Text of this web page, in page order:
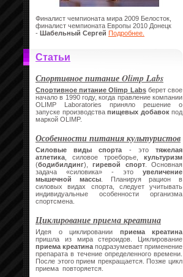
Финалист чемпионата мира 2009 Белосток,
финалист чемпионата Европы 2010 Донецк
- Шабельный Сергей Подробнее.
Статьи
Спортивное питание Olimp Labs
Спортивное питание Olimp Labsберет свое
начало в 1990 году, когда правление компании
OLIMP Laboratories приняло решение о
запуске производства пищевых добавокпод
маркой OLIMP.
Особенности питания культуристов
Силовые виды спорта - этотяжелая
атлетика , силовое троеборье, культуризм
(бодибилдинг),гиревой спорт. Основная
задача «силовика» - это увеличение
мышечной массы. Планируя рацион в
силовых видах спорта, следует учитывать
индивидуальные особенности организма
спортсмена.
Циклирование приема креатина
Идея о циклировании приема креатина
пришла из мира стероидов. Циклирование
приема креатина подразумевает применение
препарата в течение определенного времени.
После этого прием прекращается. Позже цикл
приема повторяется.